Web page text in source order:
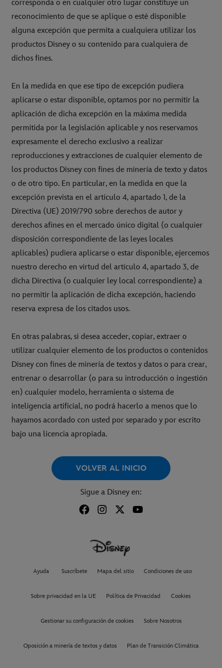
corresponda o en cualquier otro lugar constituye un
reconocimiento de que se aplique o esté disponible
alguna excepción que permita a cualquiera utilizar los
productos Disney o su contenido para cualquiera de
dichos fines.
En la medida en que ese tipo de excepción pudiera
aplicarse o estar disponible, optamos por no permitir la
aplicación de dicha excepción en la máxima medida
permitida por la legislación aplicable y nos reservamos
expresamente el derecho exclusivo a realizar
reproducciones y extracciones de cualquier elemento de
los productos Disney con fines de minería de texto y datos
o de otro tipo. En particular, en la medida en que la
excepción prevista en el artículo 4, apartado 1, de la
Directiva (UE) 2019/790 sobre derechos de autor y
derechos afines en el mercado único digital (o cualquier
disposición correspondiente de las leyes locales
aplicables) pudiera aplicarse o estar disponible, ejercemos
nuestro derecho en virtud del artículo 4, apartado 3, de
dicha Directiva (o cualquier ley local correspondiente) a
no permitir la aplicación de dicha excepción, haciendo
reserva expresa de los citados usos.
En otras palabras, si desea acceder, copiar, extraer o
utilizar cualquier elemento de los productos o contenidos
Disney con fines de minería de textos y datos o para crear,
entrenar o desarrollar (o para su introducción o ingestión
en) cualquier modelo, herramienta o sistema de
inteligencia artificial, no podrá hacerlo a menos que lo
hayamos acordado con usted por separado y por escrito
bajo una licencia apropiada.
VOLVER AL INICIO
Sigue a Disney en:
Ayuda Suscríbete Mapa del sitio Condiciones de uso
Sobre privacidad en la UE Política de Privacidad Cookies
Gestionar su configuración de cookies Sobre Nosotros
Oposición a minería de textos y datos Plan de Transición Climática